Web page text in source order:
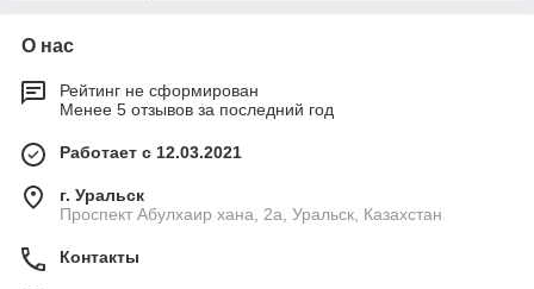
О нас
Рейтинг не сформирован
Менее 5 отзывов за последний год
Работает с 12.03.2021
г. Уральск
Проспект Абулхаир хана, 2а, Уральск, Казахстан
Контакты